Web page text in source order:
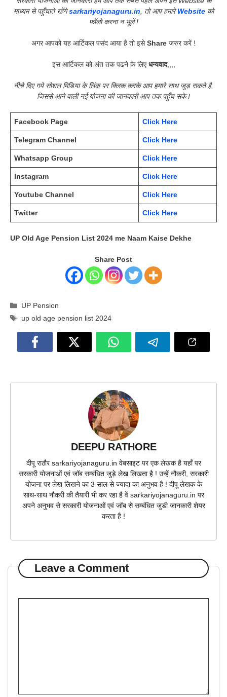
माध्यम से पहुँचाते रहेंगेsarkariyojanaguru.in , तो आप हमारेWebsiteको
फॉलो करना न भूलें !
अगर आपको यह आर्टिकल पसंद आया है तो इसेShare जरुर करें !
इस आर्टिकल को अंत तक पढने के लिएधन्यवाद,,,,
नीचे दिए गये सोशल मिडिया के लिंक पर क्लिक करके आप हमारे साथ जुड़ सकते है,
जिससे आने वाली नई योजना की जानकारी आप तक पहुँच सके !
Facebook Page Click Here
Telegram Channel Click Here
Whatsapp Group Click Here
Instagram Click Here
Youtube Channel Click Here
Twitter Click Here
UP Old Age Pension List 2024 me Naam Kaise Dekhe
Share Post
Categories
UP Pension
Tags
up old age pension list 2024
DEEPU RATHORE
दीपू राठौर sarkariyojanaguru.in वेबसाइट पर एक लेखक है यहाँ पर
सरकारी योजनाओं एवं जॉब सम्बंधित जुड़े लेख लिखता है ! उन्हें नौकरी, सरकारी
योजना पर लेख लिखने का 3 साल से ज्यादा का अनुभव है ! दीपू लेखक के
साथ-साथ नौकरी की तैयारी भी कर रहा है वें sarkariyojanaguru.in पर
अपने अनुभव से सरकारी योजनाओं एवं जॉब से सम्बंधित जुडी जानकारी शेयर
करता है !
Leave a Comment